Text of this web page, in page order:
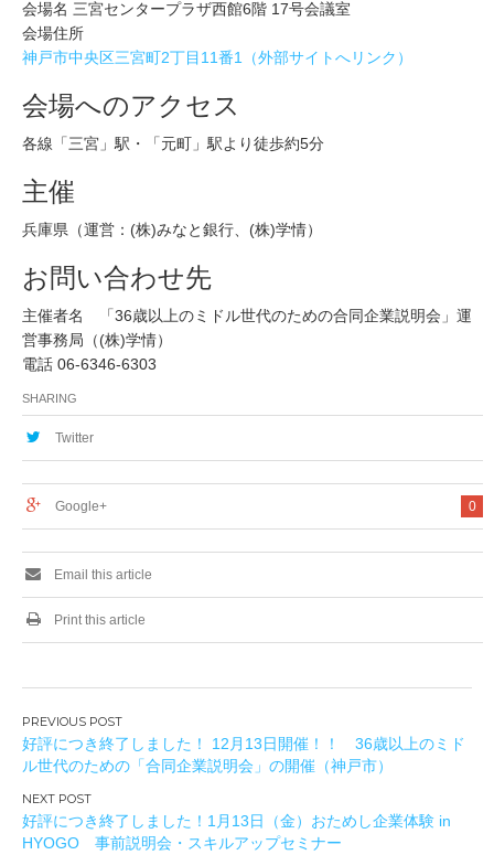
会場名 三宮センタープラザ西館6階 17号会議室
会場住所
神戸市中央区三宮町2丁目11番1（外部サイトへリンク）
会場へのアクセス
各線「三宮」駅・「元町」駅より徒歩約5分
主催
兵庫県（運営：(株)みなと銀行、(株)学情）
お問い合わせ先
主催者名 「36歳以上のミドル世代のための合同企業説明会」運
営事務局（(株)学情）
電話 06-6346-6303
SHARING
Twitter
0
Google+
Email this article
Print this article
投
稿
ナ
ビ
ゲ
好評につき終了しました！ 12月13日開催！！ 36歳以上のミド
ル世代のための「合同企業説明会」の開催（神戸市）
好評につき終了しました！1月13日（金）おためし企業体験 in
HYOGO 事前説明会・スキルアップセミナー